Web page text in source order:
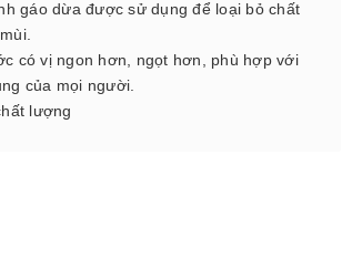
gáo dừa được sử dụng để loại bỏ chất
có vị ngon hơn, ngọt hơn, phù hợp với
của mọi người.
lượng